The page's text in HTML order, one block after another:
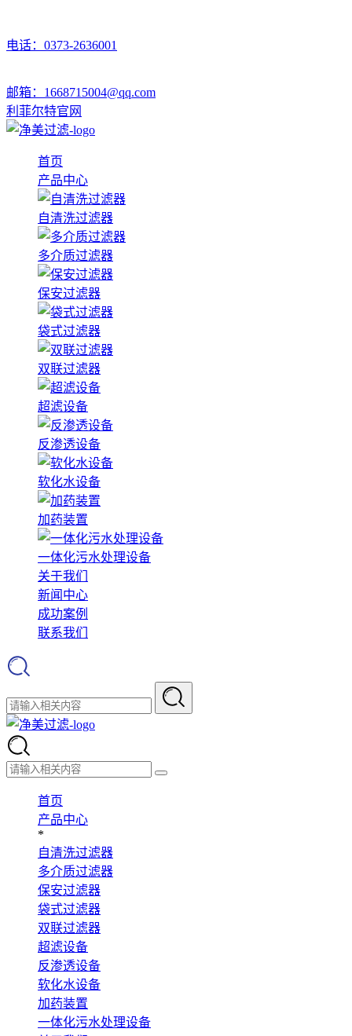
电话：0373-2636001
邮箱：1668715004@qq.com
利菲尔特官网
首页
产品中心
自清洗过滤器
多介质过滤器
保安过滤器
袋式过滤器
双联过滤器
超滤设备
反渗透设备
软化水设备
加药装置
一体化污水处理设备
关于我们
新闻中心
成功案例
联系我们
首页
产品中心
*
自清洗过滤器
多介质过滤器
保安过滤器
袋式过滤器
双联过滤器
超滤设备
反渗透设备
软化水设备
加药装置
一体化污水处理设备